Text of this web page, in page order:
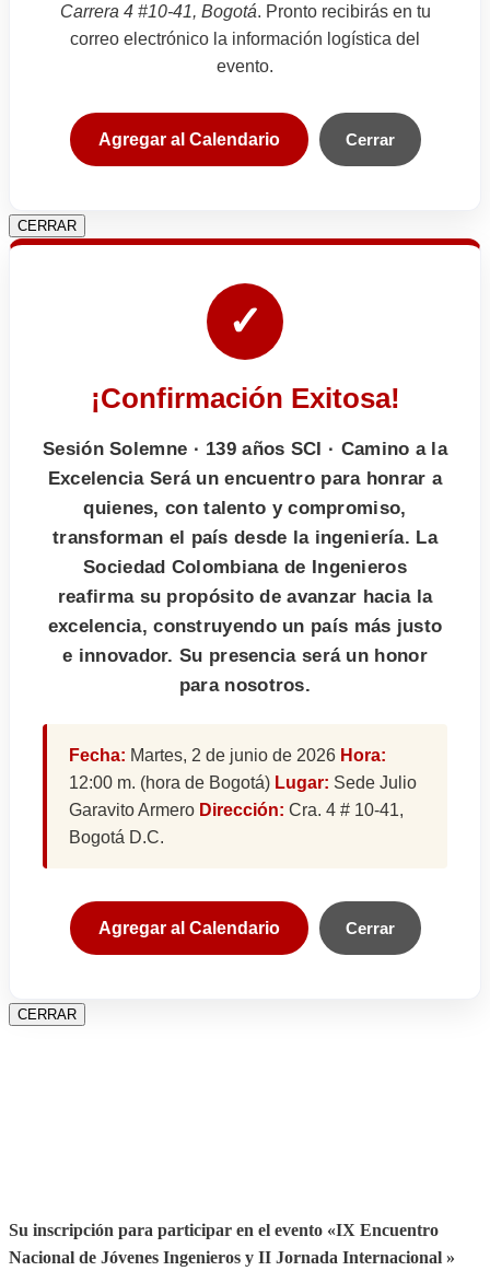
Carrera 4 #10-41, Bogotá. Pronto recibirás en tu
correo electrónico la información logística del
evento.
Agregar al Calendario Cerrar
CERRAR
✓
¡Confirmación Exitosa!
Sesión Solemne · 139 años SCI · Camino a la
Excelencia Será un encuentro para honrar a
quienes, con talento y compromiso,
transforman el país desde la ingeniería. La
Sociedad Colombiana de Ingenieros
reafirma su propósito de avanzar hacia la
excelencia, construyendo un país más justo
e innovador. Su presencia será un honor
para nosotros.
Fecha: Martes, 2 de junio de 2026 Hora:
12:00 m. (hora de Bogotá) Lugar: Sede Julio
Garavito Armero Dirección: Cra. 4 # 10-41,
Bogotá D.C.
Agregar al Calendario Cerrar
CERRAR
Su inscripción para participar en el evento «IX Encuentro
Nacional de Jóvenes Ingenieros y II Jornada Internacional »